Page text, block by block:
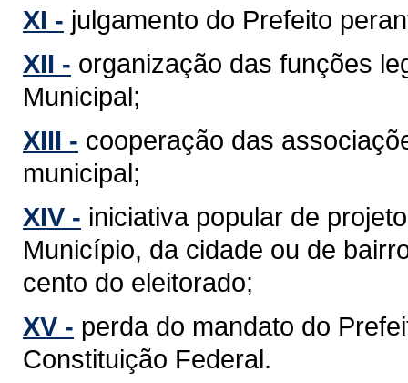
XI - julgamento do Prefeito
XII - organização das funções
Municipal;
XIII - cooperação das
municipal;
XIV - iniciativa popular de
Município, da cidade ou de
cento do eleitorado;
XV - perda do mandato do
Constituição Federal.